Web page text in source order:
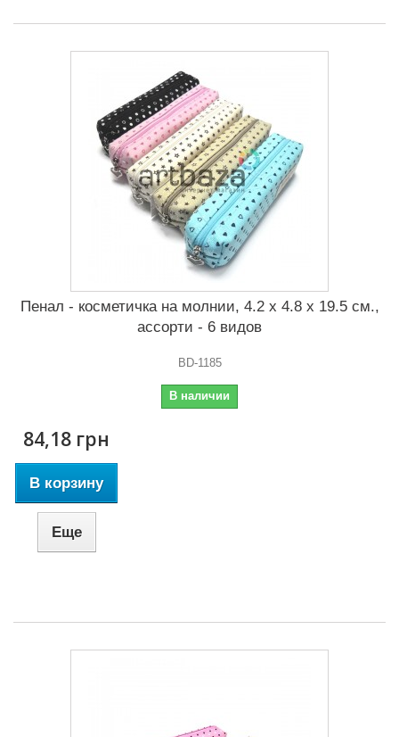
Пенал - косметичка на молнии, 4.2 x 4.8 x 19.5 см.,
ассорти - 6 видов
BD-1185
В наличии
84,18 грн
В корзину
Еще